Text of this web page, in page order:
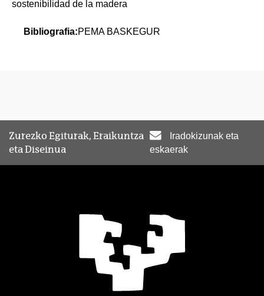
sostenibilidad de la madera
Bibliografia:PEMA BASKEGUR
Zurezko Egiturak, Eraikuntza
eta Diseinua
Iradokizunak eta
eskaerak